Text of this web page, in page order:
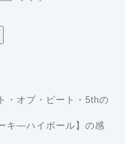
・オブ・ピート・5thの
キ―ハイボール】の感